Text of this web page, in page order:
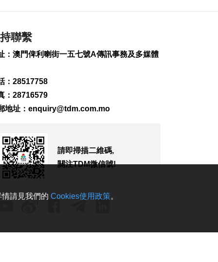
2026-08-09 16:03
2026-08-09 15:38
場今明取消48個航班
277
0
同鬥張本美和爭冠
聯繫
：澳門俾利喇街一五七號A傳訊事務及多媒體
：28517758
：28716579
地址： enquiry@tdm.com.mo
請即掃描二維碼,
關注TDM微信號!
請見我們的 Cookies使用政策。